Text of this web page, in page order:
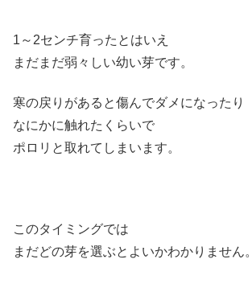
1～2センチ育ったとはいえ
まだまだ弱々しい幼い芽です。
寒の戻りがあると傷んでダメになったり
なにかに触れたくらいで
ポロリと取れてしまいます。
このタイミングでは
まだどの芽を選ぶとよいかわかりません。